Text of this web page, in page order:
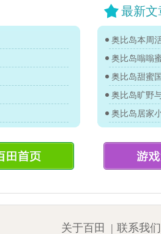
最新文
奥比岛本周
奥比岛嗡嗡
奥比岛甜蜜
奥比岛旷野
奥比岛居家
关于百田 | 联系我们